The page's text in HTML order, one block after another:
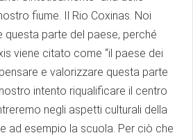
fiume. Il Rio Coxinas. Noi
parte del paese, perché
viene citato come “il paese dei
e valorizzare questa parte
intento riqualificare il centro
negli aspetti culturali della
ad esempio la scuola. Per ciò che